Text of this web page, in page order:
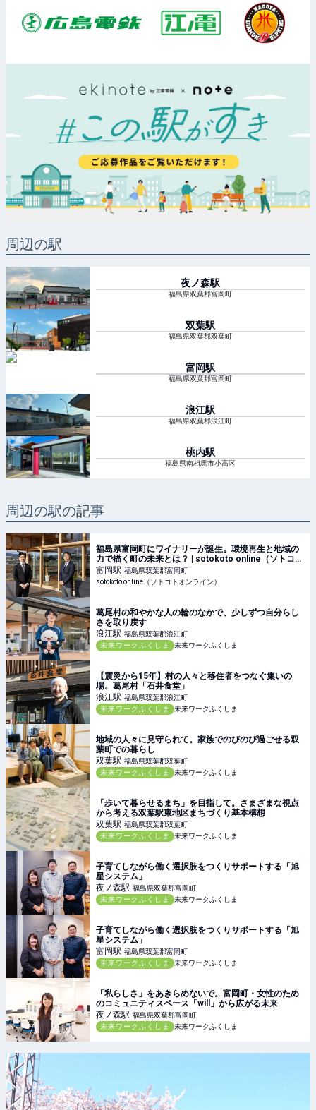
周辺の駅
夜ノ森駅
福島県双葉郡富岡町
双葉駅
福島県双葉郡双葉町
富岡駅
福島県双葉郡富岡町
浪江駅
福島県双葉郡浪江町
桃内駅
福島県南相馬市小高区
周辺の駅の記事
福島県富岡町にワイナリーが誕生。環境再生と地域の
力で描く町の未来とは？ | sotokoto online（ソトコト
オンライン）
富岡駅 福島県双葉郡富岡町
sotokoto online（ソトコトオンライン）
葛尾村の和やかな人の輪のなかで、少しずつ自分らし
さを取り戻す
浪江駅 福島県双葉郡浪江町
未来ワークふくしま
未来ワークふくしま
【震災から15年】村の人々と移住者をつなぐ集いの
場。葛尾村「石井食堂」
浪江駅 福島県双葉郡浪江町
未来ワークふくしま
未来ワークふくしま
地域の人々に見守られて。家族でのびのび過ごせる双
葉町での暮らし
双葉駅 福島県双葉郡双葉町
未来ワークふくしま
未来ワークふくしま
「歩いて暮らせるまち」を目指して。さまざまな視点
から考える双葉駅東地区まちづくり基本構想
双葉駅 福島県双葉郡双葉町
未来ワークふくしま
未来ワークふくしま
子育てしながら働く選択肢をつくりサポートする「旭
星システム」
夜ノ森駅 福島県双葉郡富岡町
未来ワークふくしま
未来ワークふくしま
子育てしながら働く選択肢をつくりサポートする「旭
星システム」
富岡駅 福島県双葉郡富岡町
未来ワークふくしま
未来ワークふくしま
「私らしさ」をあきらめないで。富岡町・女性のため
のコミュニティスペース「will」から広がる未来
夜ノ森駅 福島県双葉郡富岡町
未来ワークふくしま
未来ワークふくしま